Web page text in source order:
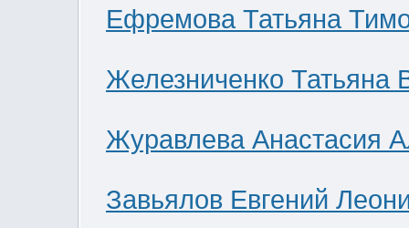
Ефремова Татьяна
Железниченко Татьяна
Журавлева Анастасия
Завьялов Евгений